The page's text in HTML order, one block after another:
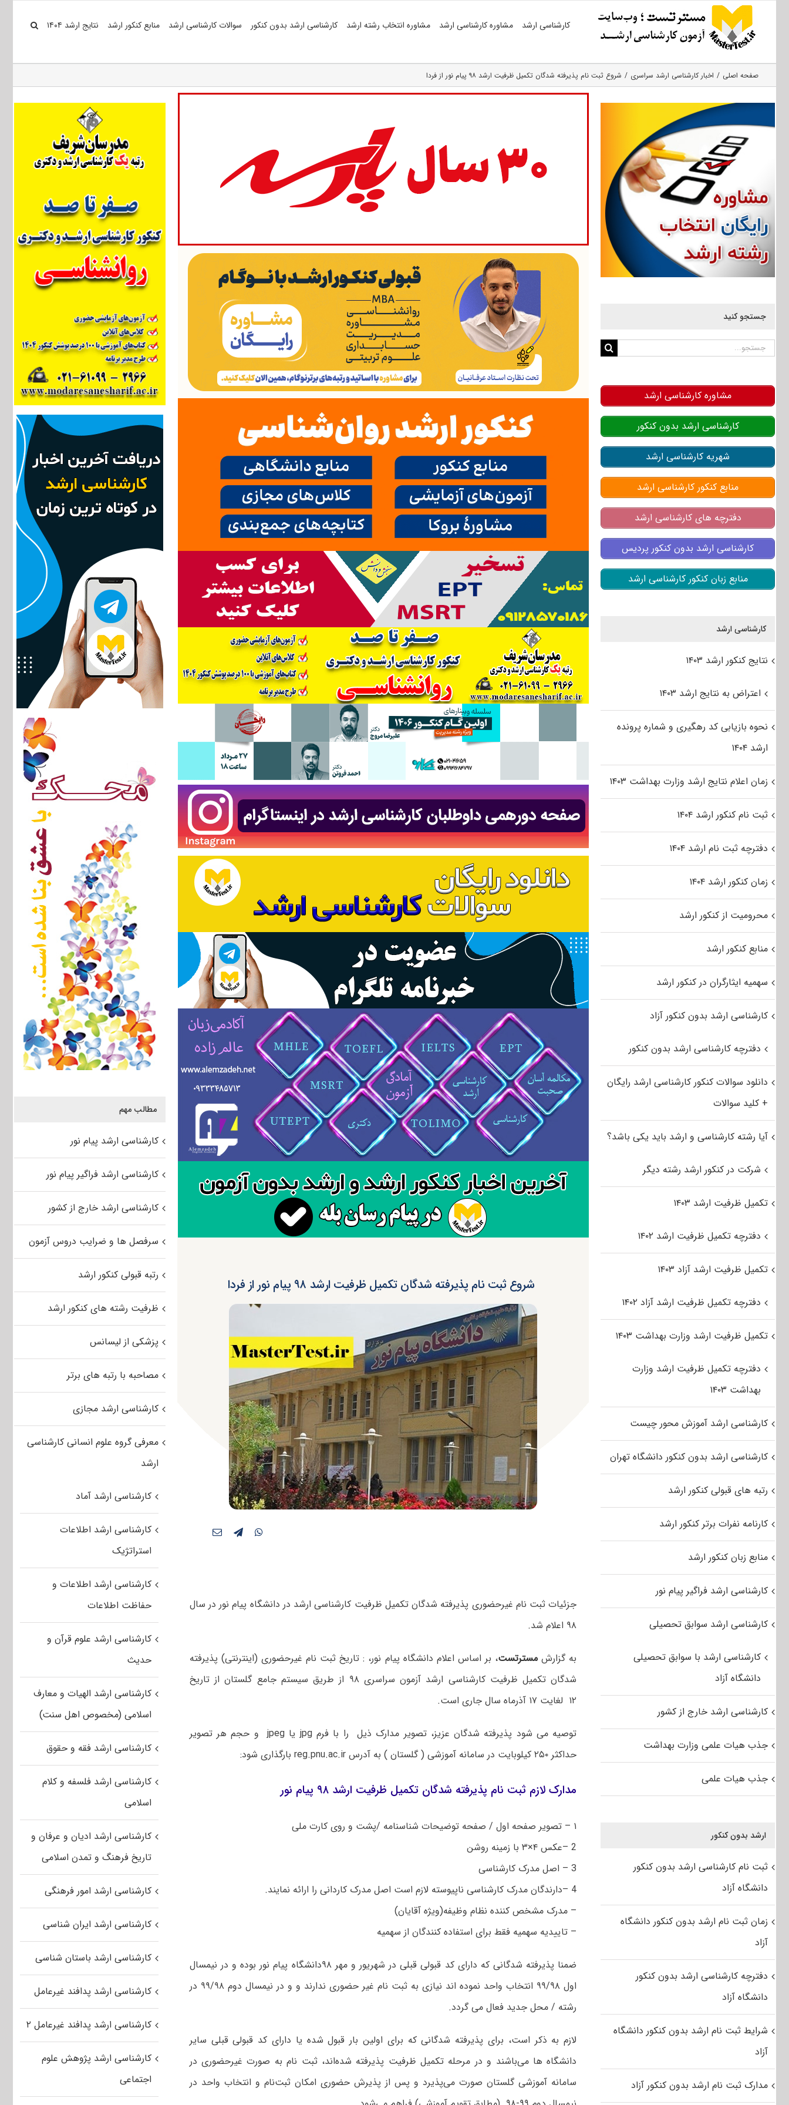
کارشناسی ارشد مشاوره کارشناسی ارشد مشاوره انتخاب رشته ارشد کارشناسی ارشد بدون کنکور سوالات کارشناسی ارشد منابع کنکور ارشد نتایج ارشد ۱۴۰۴
صفحه اصلی اخبار کارشناسی ارشد سراسری شروع ثبت نام پذیرفته شدگان تکمیل ظرفیت ارشد ۹۸ پیام نور از فردا
شروع ثبت نام پذیرفته شدگان تکمیل ظرفیت ارشد ۹۸ پیام نور از فردا
جزئیات ثبت نام غیرحضوری پذیرفته شدگان تکمیل ظرفیت کارشناسی ارشد در دانشگاه پیام نور در سال
۹۸ اعلام شد.
به گزارش مسترتست، بر اساس اعلام دانشگاه پیام نور، : تاریخ ثبت نام غیرحضوری (اینترنتی) پذیرفته
شدگان تکمیل ظرفیت کارشناسی ارشد آزمون سراسری ۹۸ از طریق سیستم جامع گلستان از تاریخ
۱۲ لغایت ۱۷ آذرماه سال جاری است.
توصیه می شود پذیرفته شدگان عزیز، تصویر مدارک ذیل را با فرم jpg یا jpeg و حجم هر تصویر
حداکثر ۲۵۰ کیلوبایت در سامانه آموزشی ( گلستان ) به آدرس reg.pnu.ac.ir بارگذاری شود:
مدارک لازم ثبت نام پذیرفته شدگان تکمیل ظرفیت ارشد ۹۸ پیام نور
۱ – تصویر صفحه اول / صفحه توضیحات شناسنامه /پشت و روی کارت ملی
2 –عکس ۴×۳ با زمینه روشن
3 – اصل مدرک کارشناسی
4 –دارندگان مدرک کارشناسی ناپیوسته لازم است اصل مدرک کاردانی را ارائه نمایند.
– مدرک مشخص کننده نظام وظیفه(ویژه آقایان)
– تاییدیه سهمیه فقط برای استفاده کنندگان از سهمیه
ضمنا پذیرفته شدگانی که دارای کد قبولی قبلی در شهریور و مهر ۹۸دانشگاه پیام نور بوده و در نیمسال
اول ۹۹/۹۸ انتخاب واحد نموده اند نیازی به ثبت نام غیر حضوری ندارند و و در نیمسال دوم ۹۹/۹۸ در
رشته / محل جدید فعال می گردد.
لازم به ذکر است، برای پذیرفته شدگانی که برای اولین بار قبول شده یا دارای کد قبولی قبلی سایر
دانشگاه ها می‌باشند و در مرحله تکمیل ظرفیت پذیرفته شده‌اند، ثبت نام به صورت غیرحضوری در
سامانه آموزشی گلستان صورت می‌پذیرد و پس از پذیرش حضوری امکان ثبت‌نام و انتخاب واحد در
مطالب مهم
کارشناسی ارشد پیام نور
کارشناسی ارشد فراگیر پیام نور
کارشناسی ارشد خارج از کشور
سرفصل ها و ضرایب دروس آزمون
رتبه قبولی کنکور ارشد
ظرفیت رشته های کنکور ارشد
پزشکی از لیسانس
مصاحبه با رتبه های برتر
کارشناسی ارشد مجازی
معرفی گروه علوم انسانی کارشناسی
ارشد
کارشناسی ارشد آماد
کارشناسی ارشد اطلاعات
استراتژیک
کارشناسی ارشد اطلاعات و
حفاظت اطلاعات
کارشناسی ارشد علوم قرآن و
حدیث
کارشناسی ارشد الهیات و معارف
اسلامی (مخصوص اهل سنت)
کارشناسی ارشد فقه و حقوق
کارشناسی ارشد فلسفه و کلام
اسلامی
کارشناسی ارشد ادیان و عرفان و
تاریخ فرهنگ و تمدن اسلامی
کارشناسی ارشد امور فرهنگی
کارشناسی ارشد ایران شناسی
کارشناسی ارشد باستان شناسی
کارشناسی ارشد پدافند غیرعامل
کارشناسی ارشد پدافند غیرعامل ۲
کارشناسی ارشد پژوهش علوم
اجتماعی
جستجو کنید
جستجو
مشاوره کارشناسی ارشد
کارشناسی ارشد بدون کنکور
شهریه کارشناسی ارشد
منابع کنکور کارشناسی ارشد
دفترچه های کارشناسی ارشد
کارشناسی ارشد بدون کنکور پردیس
منابع زبان کنکور کارشناسی ارشد
کارشناسی ارشد
نتایج کنکور ارشد ۱۴۰۳
اعتراض به نتایج ارشد ۱۴۰۳
نحوه بازیابی کد رهگیری و شماره پرونده
ارشد ۱۴۰۴
زمان اعلام نتایج ارشد وزارت بهداشت ۱۴۰۳
ثبت نام کنکور ارشد ۱۴۰۴
دفترچه ثبت نام ارشد ۱۴۰۴
زمان کنکور ارشد ۱۴۰۴
محرومیت از کنکور ارشد
منابع کنکور ارشد
سهمیه ایثارگران در کنکور ارشد
کارشناسی ارشد بدون کنکور آزاد
دفترچه کارشناسی ارشد بدون کنکور
دانلود سوالات کنکور کارشناسی ارشد رایگان
+ کلید سوالات
آیا رشته کارشناسی و ارشد باید یکی باشد؟
شرکت در کنکور ارشد رشته دیگر
تکمیل ظرفیت ارشد ۱۴۰۳
دفترچه تکمیل ظرفیت ارشد ۱۴۰۲
تکمیل ظرفیت ارشد آزاد ۱۴۰۳
دفترچه تکمیل ظرفیت ارشد آزاد ۱۴۰۲
تکمیل ظرفیت ارشد وزارت بهداشت ۱۴۰۳
دفترچه تکمیل ظرفیت ارشد وزارت
بهداشت ۱۴۰۳
کارشناسی ارشد آموزش محور چیست
کارشناسی ارشد بدون کنکور دانشگاه تهران
رتبه های قبولی کنکور ارشد
کارنامه نفرات برتر کنکور ارشد
منابع زبان کنکور ارشد
کارشناسی ارشد فراگیر پیام نور
کارشناسی ارشد سوابق تحصیلی
کارشناسی ارشد با سوابق تحصیلی
دانشگاه آزاد
کارشناسی ارشد خارج از کشور
جذب هیات علمی وزارت بهداشت
جذب هیات علمی
ارشد بدون کنکور
ثبت نام کارشناسی ارشد بدون کنکور
دانشگاه آزاد
زمان ثبت نام ارشد بدون کنکور دانشگاه
آزاد
دفترچه کارشناسی ارشد بدون کنکور
دانشگاه آزاد
شرایط ثبت نام ارشد بدون کنکور دانشگاه
آزاد
مدارک ثبت نام ارشد بدون کنکور آزاد